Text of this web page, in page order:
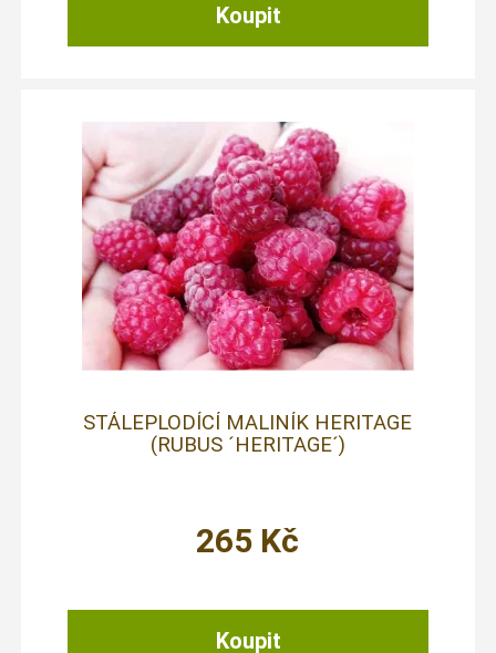
STÁLEPLODÍCÍ MALINÍK HERITAGE
(RUBUS ´HERITAGE´)
265 Kč